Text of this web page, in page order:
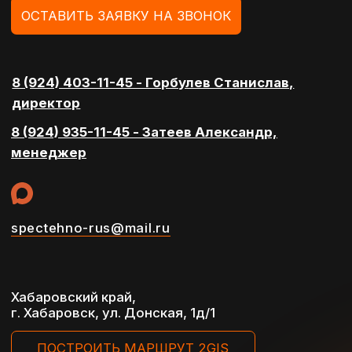
Разработка сайта Reart
Политика конфеденциальности
Общество с ограниченной
ответственностью